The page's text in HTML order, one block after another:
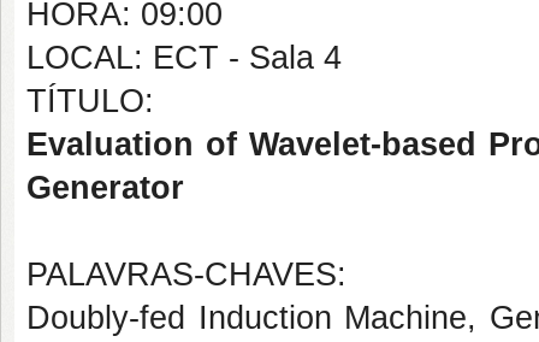
HORA: 09:00
LOCAL: ECT - Sala 4
TÍTULO:
Evaluation of Wavelet-based
Generator
PALAVRAS-CHAVES:
Doubly-fed Induction Machine,